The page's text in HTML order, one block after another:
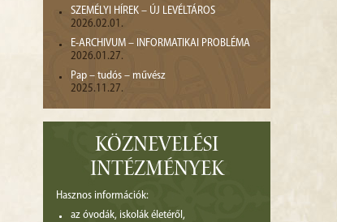
SZEMÉLYI HÍREK – ÚJ LEVÉLTÁROS
2026.02.01.
E-ARCHIVUM – INFORMATIKAI PROBLÉMA
2026.01.27.
Pap – tudós – művész
2025.11.27.
KÖZNEVELÉSI
INTÉZMÉNYEK
Hasznos információk:
az óvodák, iskolák életéről,